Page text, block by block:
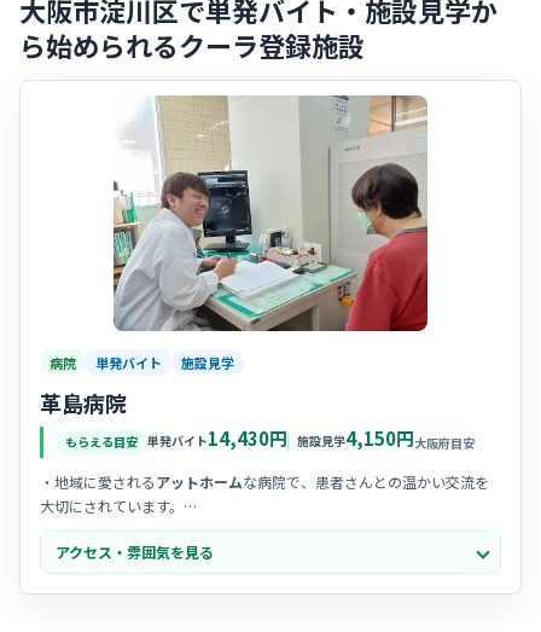
大阪市淀川区で単発バイト・施設見学か
ら始められるクーラ登録施設
病院 単発バイト 施設見学
革島病院
もらえる目安 単発バイト14,430円 施設見学4,150円大阪府目安
・地域に愛されるアットホームな病院で、患者さんとの温かい交流を
大切にされています。
・スタッフ同士の声掛けが活発で、お互いを助け合う優しく穏やかな
空気が流れています。
・職種の枠を超えたチームワークが良く、分からないことも相談しや
アクセス・雰囲気を見る